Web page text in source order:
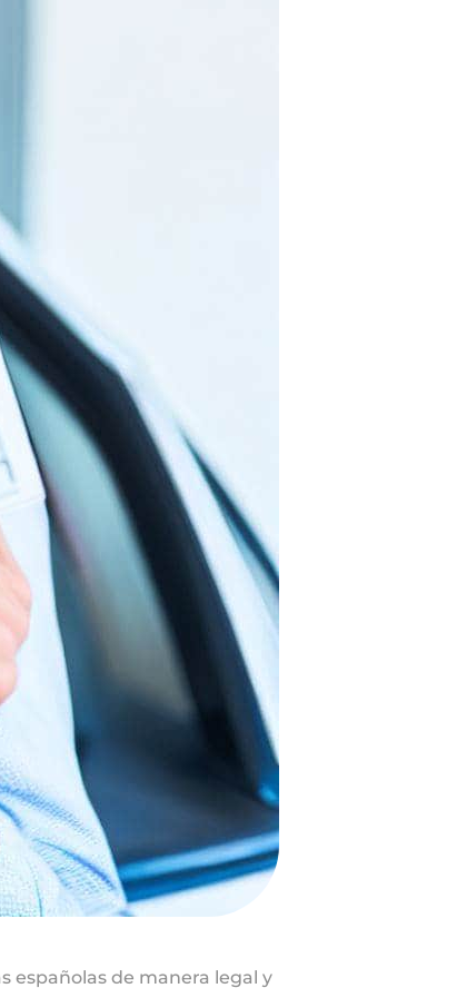
españolas de manera legal y